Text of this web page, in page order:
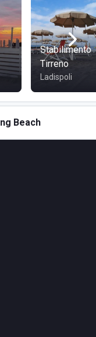
Stabilimento
Tirreno
Ladispoli
Beach